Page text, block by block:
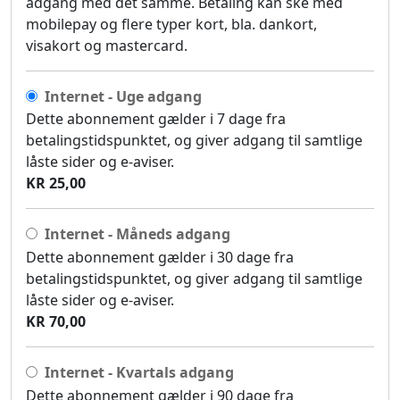
mobilepay og flere typer kort, bla. dankort,
visakort og mastercard.
Internet - Uge adgang
Dette abonnement gælder i 7 dage fra
betalingstidspunktet, og giver adgang til samtlige
låste sider og e-aviser.
KR 25,00
Internet - Måneds adgang
Dette abonnement gælder i 30 dage fra
betalingstidspunktet, og giver adgang til samtlige
låste sider og e-aviser.
KR 70,00
Internet - Kvartals adgang
Dette abonnement gælder i 90 dage fra